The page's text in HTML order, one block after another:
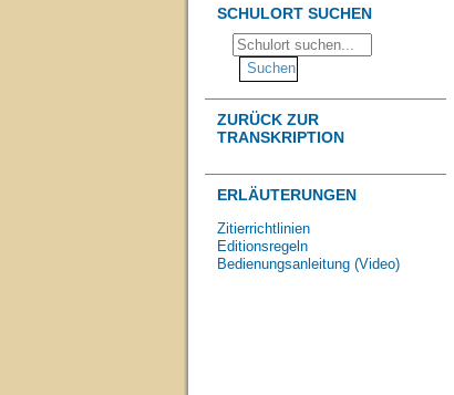
SCHULORT SUCHEN
ZURÜCK ZUR
TRANSKRIPTION
ERLÄUTERUNGEN
Zitierrichtlinien
Editionsregeln
Bedienungsanleitung (Video)